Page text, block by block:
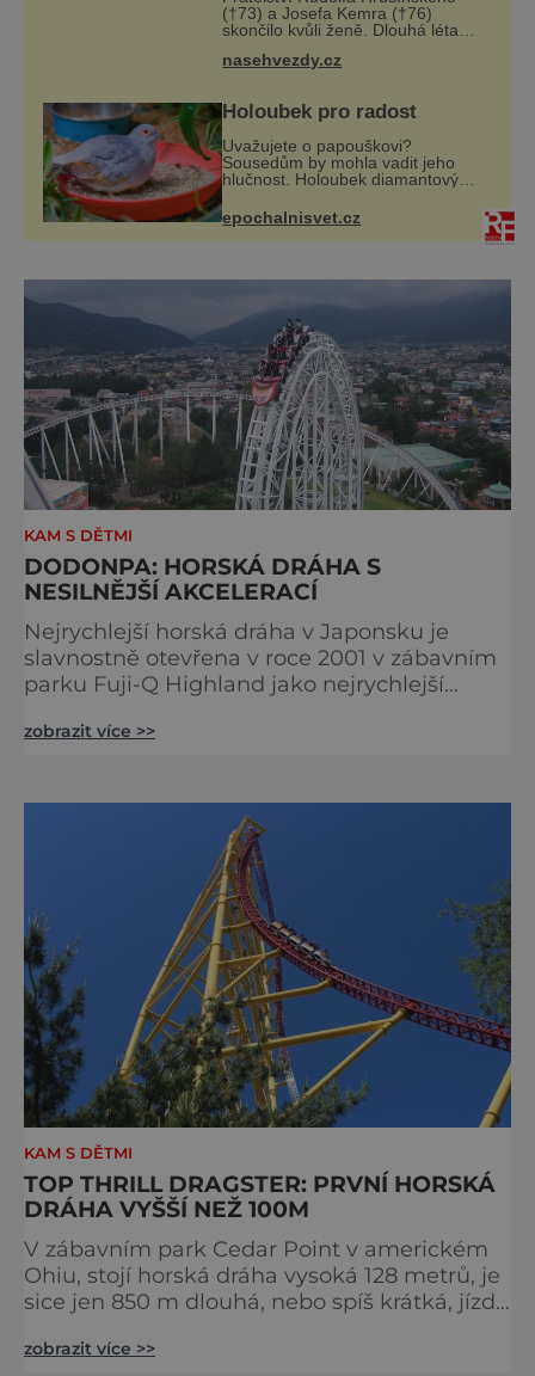
(†73) a Josefa Kemra (†76)
skončilo kvůli ženě. Dlouhá léta
pražského Národního divadla –
nasehvezdy.cz
Holoubek pro radost
Uvažujete o papouškovi?
Sousedům by mohla vadit jeho
hlučnost. Holoubek diamantový
pípáním, je roztomilý a hodí se i
pro chovatele začátečníky. Jedná
epochalnisvet.cz
KAM S DĚTMI
DODONPA: HORSKÁ DRÁHA S
NESILNĚJŠÍ AKCELERACÍ
Nejrychlejší horská dráha v Japonsku je
slavnostně otevřena v roce 2001 v zábavním
parku Fuji-Q Highland jako nejrychlejší
vydrží do roku 2003, kdy Američané postaví
nejrychlejší akcelerací. Start je v dlouhém
tunelu, takže si odvážlivci mohou vyzkoušet
zobrazit více >>
KAM S DĚTMI
TOP THRILL DRAGSTER: PRVNÍ HORSKÁ
DRÁHA VYŠŠÍ NEŽ 100M
V zábavním park Cedar Point v americkém
Ohiu, stojí horská dráha vysoká 128 metrů, je
sice jen 850 m dlouhá, nebo spíš krátká, jízda
rychlosti 193 km/h V době svého otevření 4.
zobrazit více >>